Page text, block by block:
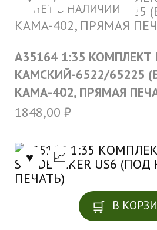
НЕТ В НАЛИЧИИ
A35164 1:35
КАМСКИЙ-6522/65225
КАМА-402, ПРЯМАЯ
1848,00 ₽
В